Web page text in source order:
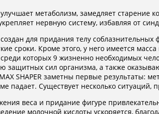
улучшает метаболизм, замедляет
нервную систему, избавляя от
создан для придания телу
сроки. Кроме этого, у него имеется
которых 9 жизненно необходимых
защитных сил организма, а также
SHAPER заметны первые результаты:
падает. Существует несколько ситуаций,
веса и придание фигуре
молочной кислоты ускоряется,